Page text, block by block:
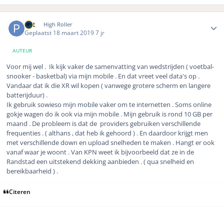
Pat High Roller
Geplaatst 18 maart 20197 jr
AUTEUR
Voor mij wel . Ik kijk vaker de samenvatting van wedstrijden ( voetbal-
snooker - basketbal) via mijn mobile . En dat vreet veel data's op .
Vandaar dat ik die XR wil kopen ( vanwege grotere scherm en langere
batterijduur) .
Ik gebruik sowieso mijn mobile vaker om te internetten . Soms online
gokje wagen do ik ook via mijn mobile . Mijn gebruik is rond 10 GB per
maand . De probleem is dat de providers gebruiken verschillende
frequenties . ( althans , dat heb ik gehoord ) . En daardoor krijgt men
met verschillende down en upload snelheden te maken . Hangt er ook
vanaf waar je woont . Van KPN weet ik bijvoorbeeld dat ze in de
Randstad een uitstekend dekking aanbieden . ( qua snelheid en
bereikbaarheid ) .
Citeren